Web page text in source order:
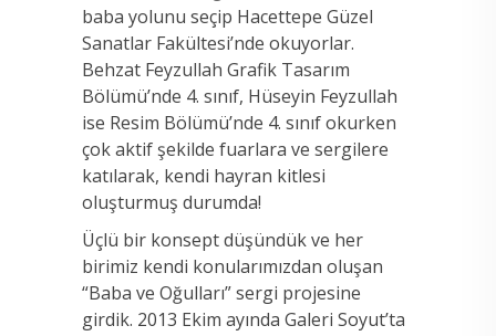
baba yolunu seçip Hacettepe Güzel
Sanatlar Fakültesi’nde okuyorlar.
Behzat Feyzullah Grafik Tasarım
Bölümü’nde 4. sınıf, Hüseyin Feyzullah
ise Resim Bölümü’nde 4. sınıf okurken
çok aktif şekilde fuarlara ve sergilere
katılarak, kendi hayran kitlesi
oluşturmuş durumda!
Üçlü bir konsept düşündük ve her
birimiz kendi konularımızdan oluşan
“Baba ve Oğulları” sergi projesine
girdik. 2013 Ekim ayında Galeri Soyut’ta